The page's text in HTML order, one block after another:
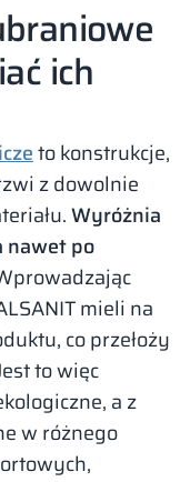
ich
to konstrukcje,
z dowolnie
Wyróżnia
nawet po
mieli na
co przełoży
to więc
a z
w różnego